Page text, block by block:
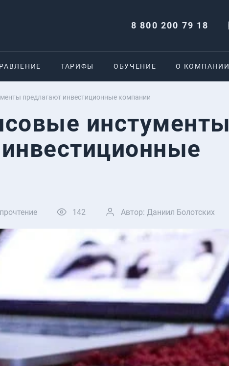
8 800 200 79 18
ТАРИФЫ ОБУЧЕНИЕ О КОМПАНИИ
предлагают инвестиционные компании
инстументы
142 Автор: Даниил Болотских